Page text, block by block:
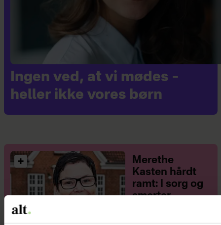
Ingen ved, at vi mødes –
heller ikke vores børn
Merethe
Kasten hårdt
ramt: I sorg og
smerter